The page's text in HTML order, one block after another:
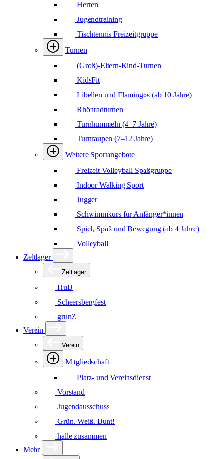
Herren
Jugendtraining
Tischtennis Freizeitgruppe
Turnen
(Groß)-Eltern-Kind-Turnen
KidsFit
Libellen und Flamingos (ab 10 Jahre)
Rhönradturnen
Turnhummeln (4–7 Jahre)
Turnraupen (7–12 Jahre)
Weitere Sportangebote
Freizeit Volleyball Spaßgruppe
Indoor Walking Sport
Jugger
Schwimmkurs für Anfänger*innen
Spiel, Spaß und Bewegung (ab 4 Jahre)
Volleyball
Zeltlager
Zeltlager
HuB
Scheersbergfest
grunZ
Verein
Verein
Mitgliedschaft
Platz- und Vereinsdienst
Vorstand
Jugendausschuss
Grün. Weiß. Bunt!
halle zusammen
Mehr